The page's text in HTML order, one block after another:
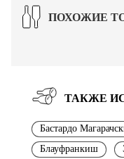
ПОХОЖИЕ
ТАКЖЕ
Бастардо
Блауфранкиш